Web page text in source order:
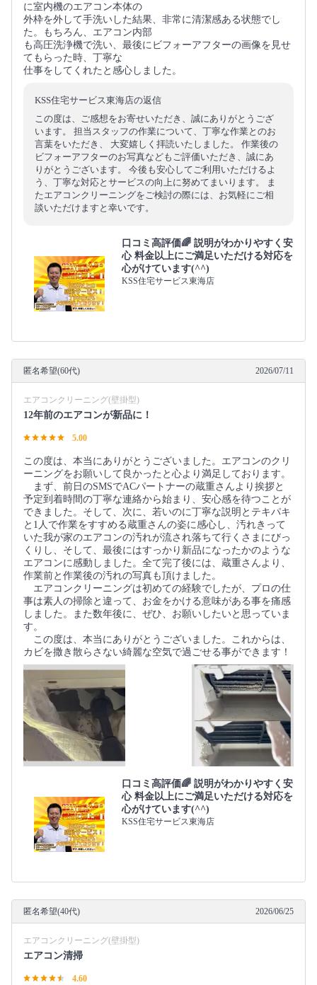
に室内機のエアコン本体の
外枠を外して手洗いした結果、非常に清潔感ある状態でし
た。もちろん、エアコン内部
も高圧洗浄機で洗い、最後にビフォーアフターの画像を見せ
てもらった時、丁寧な
仕事をしてくれたと感心しました。
KSS住宅サービス東海店の返信
この度は、ご感想をお寄せいただき、誠にありがとうござ
います。 担当スタッフの作業について、丁寧な作業とのお
言葉をいただき、 大変嬉しく拝読いたしました。 作業後の
ビフォーアフターのお写真などもご評価いただき、誠にあ
りがとうございます。 今後も安心してご利用いただけるよ
う、丁寧な対応とサービスの向上に努めてまいります。 ま
たエアコンクリーニングをご検討の際には、お気軽にご相
談いただけますと幸いです。
口コミ高評価🌈 説明がわかりやすく安
心 料金以上にご満足いただける対応を
心がけています(^^)
KSS住宅サービス東海店
匿名希望(60代) 2026/07/11
エアコンクリーニング(壁掛型)
12年前のエアコンが新品に！
5.00
この度は、本当にありがとうございました。エアコンのクリ
ーニングをお願いして良かったと心より満足しております。
まず、前日のSMSでACパートナーの蔵重さんより挨拶と
予定到着時間の丁寧な連絡から始まり、安心感を待つことが
できました。そして、次に、若いのに丁寧な説明とテキパキ
と1人で作業をすすめる蔵重さんの姿に感心し、汚れきって
いた我が家のエアコンの汚れが流され落ちて行くさまにびっ
くりし、そして、最後にはすっかり新品になったかのような
エアコンに感動しました。全て完了後には、蔵重さんより、
作業前と作業後の汚れの写真も頂けました。
エアコンクリーニングは初めての経験でしたが、プロの仕
事は素人の掃除と違って、お金をかける意味がある事を痛感
しました。また数年後に、ぜひ、お願いしたいと思っていま
す。
この度は、本当にありがとうございました。これからは、
カビを撒き散らさない綺麗な空気で過ごせる事ができます！
口コミ高評価🌈 説明がわかりやすく安
心 料金以上にご満足いただける対応を
心がけています(^^)
KSS住宅サービス東海店
匿名希望(40代) 2026/06/25
エアコンクリーニング(壁掛型)
エアコン清掃
4.60